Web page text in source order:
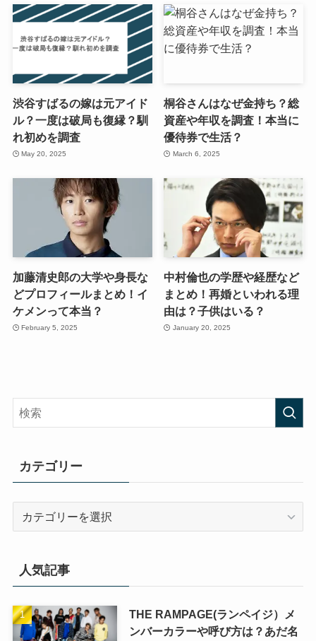
渋谷すばるの嫁は元アイド
ル？一度は破局も復縁？馴
れ初めを調査
May 20, 2025
桐谷さんはなぜ金持ち？総
資産や年収を調査！本当に
優待券で生活？
March 6, 2025
加藤清史郎の大学や身長な
どプロフィールまとめ！イ
ケメンって本当？
February 5, 2025
中村倫也の学歴や経歴など
まとめ！再婚といわれる理
由は？子供はいる？
January 20, 2025
カテゴリー
ー
人気記事
THE RAMPAGE(ランペイジ）メ
ンバーカラーや呼び方は？あだ名